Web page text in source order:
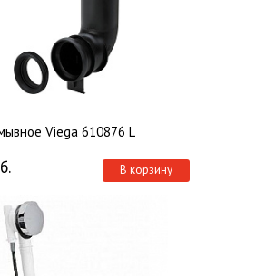
Viega 610876 L
В корзину